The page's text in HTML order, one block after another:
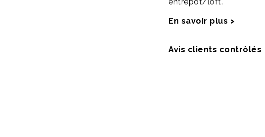
En savoir plus >
Avis clients contrôlés